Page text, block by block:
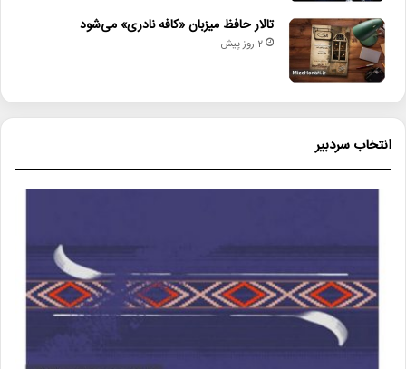
تالار حافظ میزبان «کافه نادری» می‌شود
2 روز پیش
انتخاب سردبیر